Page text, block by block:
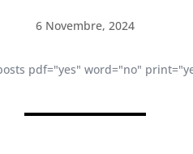
6 Novembre, 2024
pdf="yes" word="no"